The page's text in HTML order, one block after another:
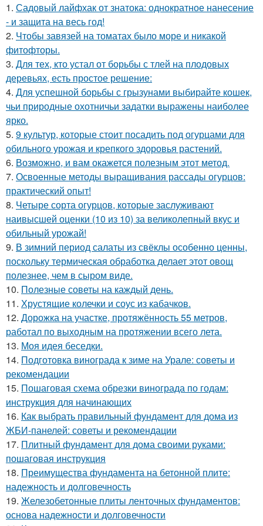
1. Садовый лайфхак от знатока: однократное нанесение
- и защита на весь год!
2. Чтобы завязей на томатах было море и никакой
фитофторы.
3. Для тех, кто устал от борьбы с тлей на плодовых
деревьях, есть простое решение:
4. Для успешной борьбы с грызунами выбирайте кошек,
чьи природные охотничьи задатки выражены наиболее
ярко.
5. 9 культур, которые стоит посадить под огурцами для
обильного урожая и крепкого здоровья растений.
6. Возможно, и вам окажется полезным этот метод.
7. Освоенные методы выращивания рассады огурцов:
практический опыт!
8. Четыре сорта огурцов, которые заслуживают
наивысшей оценки (10 из 10) за великолепный вкус и
обильный урожай!
9. В зимний период салаты из свёклы особенно ценны,
поскольку термическая обработка делает этот овощ
полезнее, чем в сыром виде.
10. Полезные советы на каждый день.
11. Хрустящие колечки и соус из кабачков.
12. Дорожка на участке, протяжённость 55 метров,
работал по выходным на протяжении всего лета.
13. Моя идея беседки.
14. Подготовка винограда к зиме на Урале: советы и
рекомендации
15. Пошаговая схема обрезки винограда по годам:
инструкция для начинающих
16. Как выбрать правильный фундамент для дома из
ЖБИ-панелей: советы и рекомендации
17. Плитный фундамент для дома своими руками:
пошаговая инструкция
18. Преимущества фундамента на бетонной плите:
надежность и долговечность
19. Железобетонные плиты ленточных фундаментов:
основа надежности и долговечности